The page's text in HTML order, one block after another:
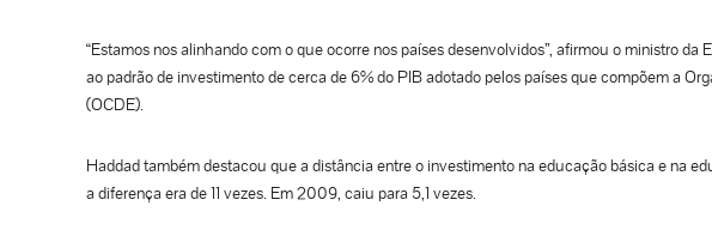
“Estamos nos alinhando com o que ocorre nos países desenvolvidos”, afirmou o ministro
ao padrão de investimento de cerca de 6% do PIB adotado pelos países que compõem a
(OCDE).
Haddad também destacou que a distância entre o investimento na educação básica e na
a diferença era de 11 vezes. Em 2009, caiu para 5,1 vezes.